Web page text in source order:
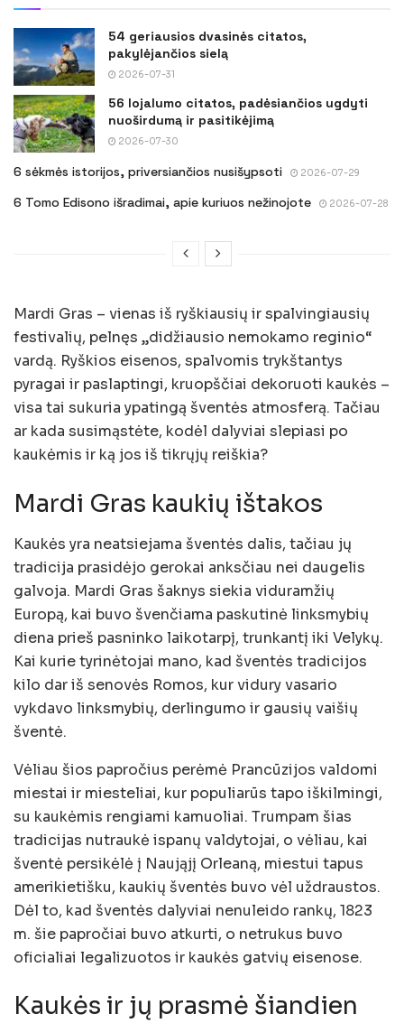
54 geriausios dvasinės citatos,
pakylėjančios sielą
2026-07-31
56 lojalumo citatos, padėsiančios ugdyti
nuoširdumą ir pasitikėjimą
2026-07-30
6 sėkmės istorijos, priversiančios nusišypsoti 2026-07-29
6 Tomo Edisono išradimai, apie kuriuos nežinojote 2026-07-28
Mardi Gras – vienas iš ryškiausių ir spalvingiausių
festivalių, pelnęs „didžiausio nemokamo reginio“
vardą. Ryškios eisenos, spalvomis trykštantys
pyragai ir paslaptingi, kruopščiai dekoruoti kaukės –
visa tai sukuria ypatingą šventės atmosferą. Tačiau
ar kada susimąstėte, kodėl dalyviai slepiasi po
kaukėmis ir ką jos iš tikrųjų reiškia?
Mardi Gras kaukių ištakos
Kaukės yra neatsiejama šventės dalis, tačiau jų
tradicija prasidėjo gerokai anksčiau nei daugelis
galvoja. Mardi Gras šaknys siekia viduramžių
Europą, kai buvo švenčiama paskutinė linksmybių
diena prieš pasninko laikotarpį, trunkantį iki Velykų.
Kai kurie tyrinėtojai mano, kad šventės tradicijos
kilo dar iš senovės Romos, kur vidury vasario
vykdavo linksmybių, derlingumo ir gausių vaišių
šventė.
Vėliau šios papročius perėmė Prancūzijos valdomi
miestai ir miesteliai, kur populiarūs tapo iškilmingi,
su kaukėmis rengiami kamuoliai. Trumpam šias
tradicijas nutraukė ispanų valdytojai, o vėliau, kai
šventė persikėlė į Naująjį Orleaną, miestui tapus
amerikietišku, kaukių šventės buvo vėl uždraustos.
Dėl to, kad šventės dalyviai nenuleido rankų, 1823
m. šie papročiai buvo atkurti, o netrukus buvo
oficialiai legalizuotos ir kaukės gatvių eisenose.
Kaukės ir jų prasmė šiandien